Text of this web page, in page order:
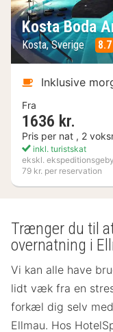
Kosta Boda
Kosta, Sverige 8.7
Inklusive
Fra
1636 kr.
Pris per nat , 2
inkl. turistskat
ekskl.
79 kr. per reservation
Trænger du til
overnatning i
Vi kan alle have
lidt væk fra en
forkæl dig selv
Ellmau. Hos